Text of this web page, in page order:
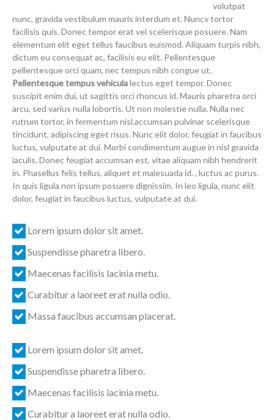
volutpat
nunc, gravida vestibulum mauris interdum et. Nuncv tortor
facilisis quis. Donec tempor erat vel scelerisque posuere. Nam
elementum elit eget tellus faucibus euismod. Aliquam turpis nibh,
dictum eu consequat ac, facilisis eu elit. Pellentesque
pellentesque orci quam, nec tempus nibh congue ut.
Pellentesque tempus vehiculalectus eget tempor. Donec
suscipit enim dui, ut sagittis orci rhoncus id. Mauris pharetra orci
arcu, sed varius nulla lobortis. Ut non molestie nulla. Nulla nec
rutrum tortor, in fermentum nisl.accumsan pulvinar scelerisque
tincidunt, adipiscing eget risus. Nunc elit dolor, feugiat in faucibus
luctus, vulputate at dui. Morbi condimentum augue in nisl gravida
iaculis. Donec feugiat accumsan est, vitae aliquam nibh hendrerit
in. Phasellus felis tellus, aliquet et malesuada id. , luctus ac purus.
In quis ligula non ipsum posuere dignissim. In leo ligula, nunc elit
dolor, feugiat in faucibus luctus, vulputate at dui.
Lorem ipsum dolor sit amet.
Suspendisse pharetra libero.
Maecenas facilisis lacinia metu.
Curabitur a laoreet erat nulla odio.
Massa faucibus accumsan placerat.
Lorem ipsum dolor sit amet.
Suspendisse pharetra libero.
Maecenas facilisis lacinia metu.
Curabitur a laoreet erat nulla odio.